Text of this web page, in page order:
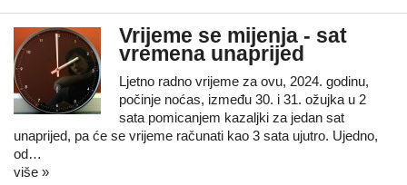
Vrijeme se mijenja - sat
vremena unaprijed
Ljetno radno vrijeme za ovu, 2024. godinu,
počinje noćas, između 30. i 31. ožujka u 2
sata pomicanjem kazaljki za jedan sat
unaprijed, pa će se vrijeme računati kao 3 sata ujutro. Ujedno,
od…
više »